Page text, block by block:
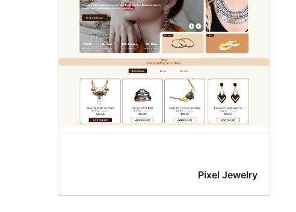
Pixel Jewelry